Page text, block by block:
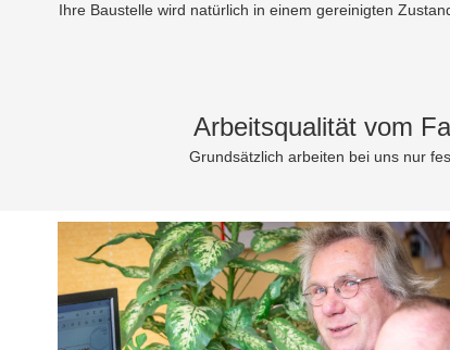
Ihre Baustelle wird natürlich in einem gereinigten
Arbeitsqualität vom
Grundsätzlich arbeiten bei uns nur